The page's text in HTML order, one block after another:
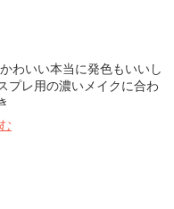
わいい本当に発色もいいし
プレ用の濃いメイクに合わ